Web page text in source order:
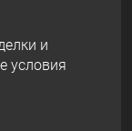
и
условия